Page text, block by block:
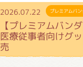
2026.07.22 プレミアムバ
【プレミアムバン
医療従事者向けグ
売